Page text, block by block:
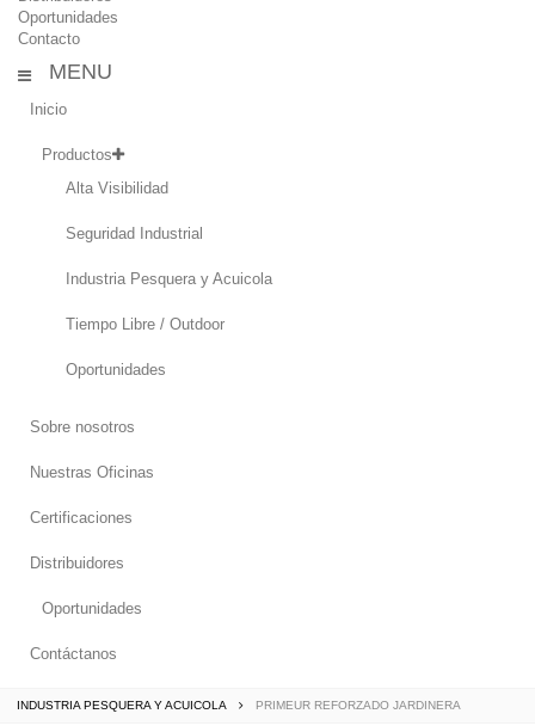
Oportunidades
Contacto
MENU
Inicio
Productos
Alta Visibilidad
Seguridad Industrial
Industria Pesquera y Acuicola
Tiempo Libre / Outdoor
Oportunidades
Sobre nosotros
Nuestras Oficinas
Certificaciones
Distribuidores
Oportunidades
Contáctanos
INDUSTRIA PESQUERA Y ACUICOLA PRIMEUR REFORZADO JARDINERA